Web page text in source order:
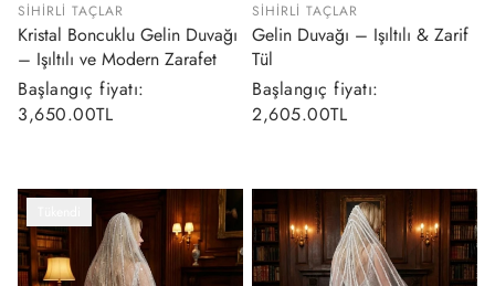
SIHIRLI TAÇLAR
Kristal Boncuklu Gelin Duvağı
– Işıltılı ve Modern Zarafet
Normal
fiyat
Başlangıç fiyatı:
3,650.00TL
SIHIRLI TAÇLAR
Gelin Duvağı – Işıltılı & Zarif
Tül
Normal
fiyat
Başlangıç fiyatı:
2,605.00TL